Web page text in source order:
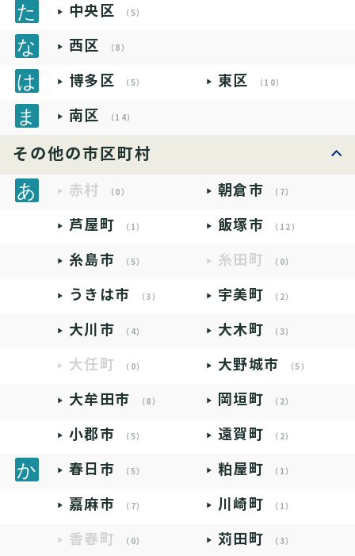
中央区 （5）
西区 （8）
博多区 （5） 東区 （10）
南区 （14）
その他の市区町村
赤村 （0） 朝倉市 （7）
芦屋町 （1） 飯塚市 （12）
糸島市 （5） 糸田町 （0）
うきは市 （3） 宇美町 （2）
大川市 （4） 大木町 （3）
大任町 （0） 大野城市 （5）
大牟田市 （8） 岡垣町 （2）
小郡市 （5） 遠賀町 （2）
春日市 （5） 粕屋町 （1）
嘉麻市 （7） 川崎町 （1）
香春町 （0） 苅田町 （3）